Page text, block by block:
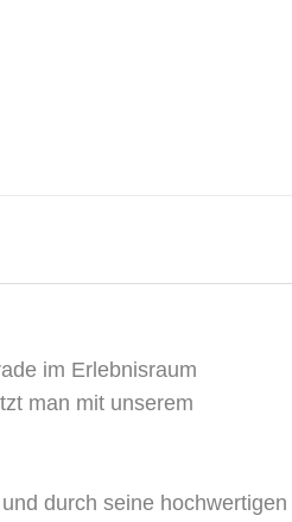
im Erlebnisraum
man mit unserem
durch seine hochwertigen